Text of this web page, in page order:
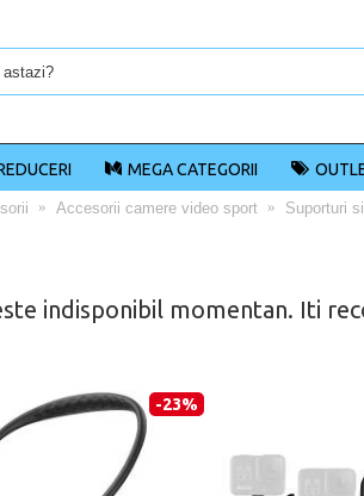
MEGA CATEGORII
Accesorii camere video sport Suporturi
indisponibil momentan. Iti
-23%